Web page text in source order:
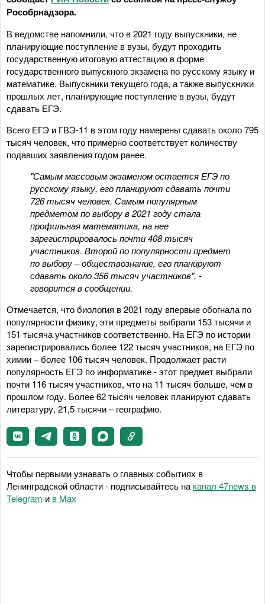
Рособрнадзора.
В ведомстве напомнили, что в 2021 году выпускники, не
планирующие поступление в вузы, будут проходить
государственную итоговую аттестацию в форме
государственного выпускного экзамена по русскому языку и
математике. Выпускники текущего года, а также выпускники
прошлых лет, планирующие поступление в вузы, будут
сдавать ЕГЭ.
Всего ЕГЭ и ГВЭ-11 в этом году намерены сдавать около 795
тысяч человек, что примерно соответствует количеству
подавших заявления годом ранее.
"Самым массовым экзаменом остается ЕГЭ по
русскому языку, его планируют сдавать почти
726 тысяч человек. Самым популярным
предметом по выбору в 2021 году стала
профильная математика, на нее
зарегистрировалось почти 408 тысяч
участников. Второй по популярности предмет
по выбору – обществознание, его планируют
сдавать около 356 тысяч участников", -
говорится в сообщении.
Отмечается, что биология в 2021 году впервые обогнала по
популярности физику, эти предметы выбрали 153 тысячи и
151 тысяча участников соответственно. На ЕГЭ по истории
зарегистрировались более 122 тысяч участников, на ЕГЭ по
химии – более 106 тысяч человек. Продолжает расти
популярность ЕГЭ по информатике - этот предмет выбрали
почти 116 тысяч участников, что на 11 тысяч больше, чем в
прошлом году. Более 62 тысяч человек планируют сдавать
литературу, 21,5 тысячи – географию.
Чтобы первыми узнавать о главных событиях в
Ленинградской области - подписывайтесь на канал 47news в
Telegram и в Maх